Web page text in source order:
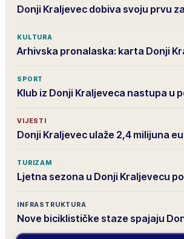
Donji Kraljevec dobiva svoju prvu
KULTURA
Arhivska pronalaska: karta Donji
SPORT
Klub iz Donji Kraljeveca nastupa u
VIJESTI
Donji Kraljevec ulaže 2,4 milijuna
TURIZAM
Ljetna sezona u Donji Kraljevecu
INFRASTRUKTURA
Nove biciklističke staze spajaju